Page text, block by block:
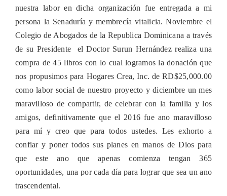
nuestra labor en dicha organización fue entregada a mi
persona la Senaduría y membrecía vitalicia. Noviembre el
Colegio de Abogados de la Republica Dominicana a través
de su Presidente el Doctor Surun Hernández realiza una
compra de 45 libros con lo cual logramos la donación que
nos propusimos para Hogares Crea, Inc. de RD$25,000.00
como labor social de nuestro proyecto y diciembre un mes
maravilloso de compartir, de celebrar con la familia y los
amigos, definitivamente que el 2016 fue ano maravilloso
para mí y creo que para todos ustedes. Les exhorto a
confiar y poner todos sus planes en manos de Dios para
que este ano que apenas comienza tengan 365
oportunidades, una por cada día para lograr que sea un ano
trascendental.